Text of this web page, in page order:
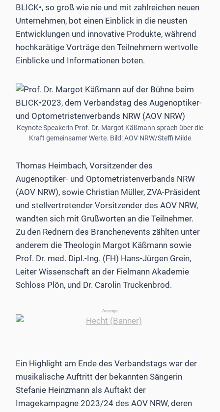
BLICK•, so groß wie nie und mit zahlreichen neuen
Unternehmen, bot einen Einblick in die neusten
Entwicklungen und innovative Produkte, während
hochkarätige Vorträge den Teilnehmern wertvolle
Einblicke und Informationen boten.
Keynote Speakerin Prof. Dr. Margot Käßmann sprach über die
Kraft gemeinsamer Werte. Bild: AOV NRW/Steffi Milde
Thomas Heimbach, Vorsitzender des
Augenoptiker- und Optometristenverbands NRW
(AOV NRW), sowie Christian Müller, ZVA-Präsident
und stellvertretender Vorsitzender des AOV NRW,
wandten sich mit Grußworten an die Teilnehmer.
Zu den Rednern des Branchenevents zählten unter
anderem die Theologin Margot Käßmann sowie
Prof. Dr. med. Dipl.-Ing. (FH) Hans-Jürgen Grein,
Leiter Wissenschaft an der Fielmann Akademie
Schloss Plön, und Dr. Carolin Truckenbrod.
Anzeige
Ein Highlight am Ende des Verbandstags war der
musikalische Auftritt der bekannten Sängerin
Stefanie Heinzmann als Auftakt der
Imagekampagne 2023/24 des AOV NRW, deren